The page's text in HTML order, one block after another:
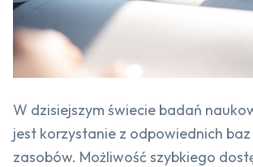
W dzisiejszym świecie badań
jest korzystanie z odpowiednich
zasobów. Możliwość szybkiego